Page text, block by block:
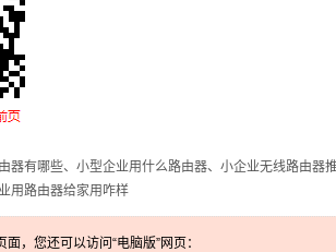
器有哪些、小型企业用什么路由器、小企业无线路由器
用路由器给家用咋样
，您还可以访问“电脑版”网页：